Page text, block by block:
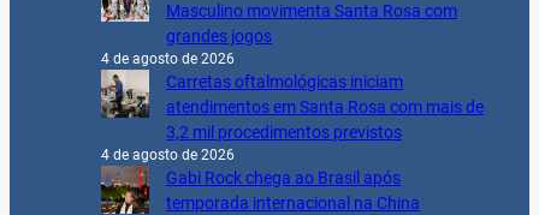
Masculino movimenta Santa Rosa com
grandes jogos
4 de agosto de 2026
Carretas oftalmológicas iniciam
atendimentos em Santa Rosa com mais de
3,2 mil procedimentos previstos
4 de agosto de 2026
Gabi Rock chega ao Brasil após
temporada internacional na China